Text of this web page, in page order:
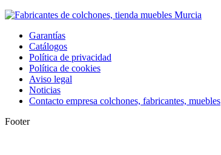
Garantías
Catálogos
Política de privacidad
Política de cookies
Aviso legal
Noticias
Contacto empresa colchones, fabricantes, muebles
Footer